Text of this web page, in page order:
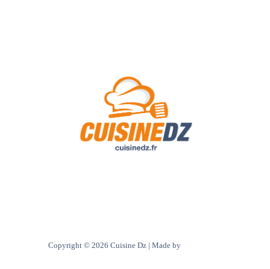
Copyright © 2026 Cuisine Dz | Made by